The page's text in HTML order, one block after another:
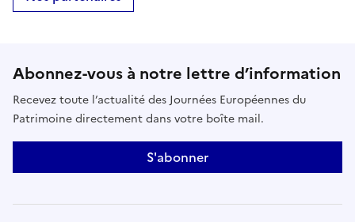
Abonnez-vous à notre lettre d’information
Recevez toute l’actualité des Journées Européennes du
Patrimoine directement dans votre boîte mail.
S'abonner